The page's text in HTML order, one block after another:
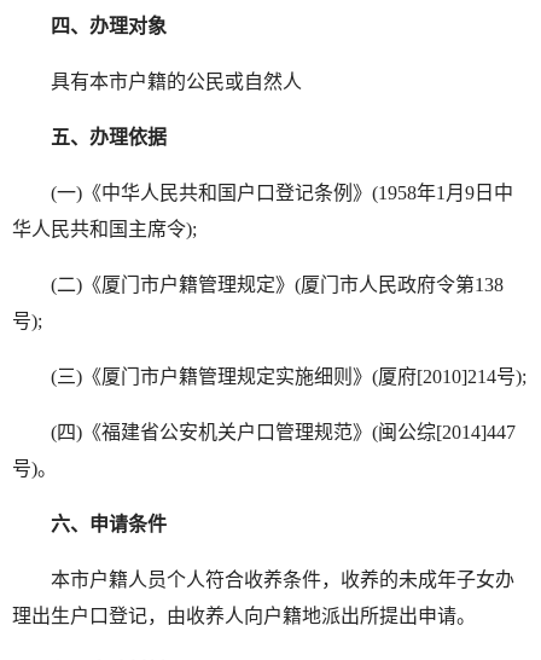
四、办理对象
具有本市户籍的公民或自然人
五、办理依据
(一)《中华人民共和国户口登记条例》(1958年1月9日中
华人民共和国主席令);
(二)《厦门市户籍管理规定》(厦门市人民政府令第138
号);
(三)《厦门市户籍管理规定实施细则》(厦府[2010]214号);
(四)《福建省公安机关户口管理规范》(闽公综[2014]447
号)。
六、申请条件
本市户籍人员个人符合收养条件，收养的未成年子女办
理出生户口登记，由收养人向户籍地派出所提出申请。